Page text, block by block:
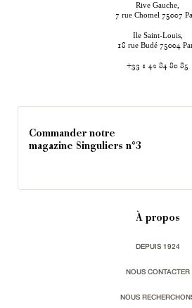
Rive Gauche,
7 rue Chomel 75007
Ile Saint-Louis,
18 rue Budé 75004
+33 1 42 84 80 85
Commander notre
magazine Singuliers n°3
À propos
DEPUIS 1924
NOUS CONTACTER
NOUS